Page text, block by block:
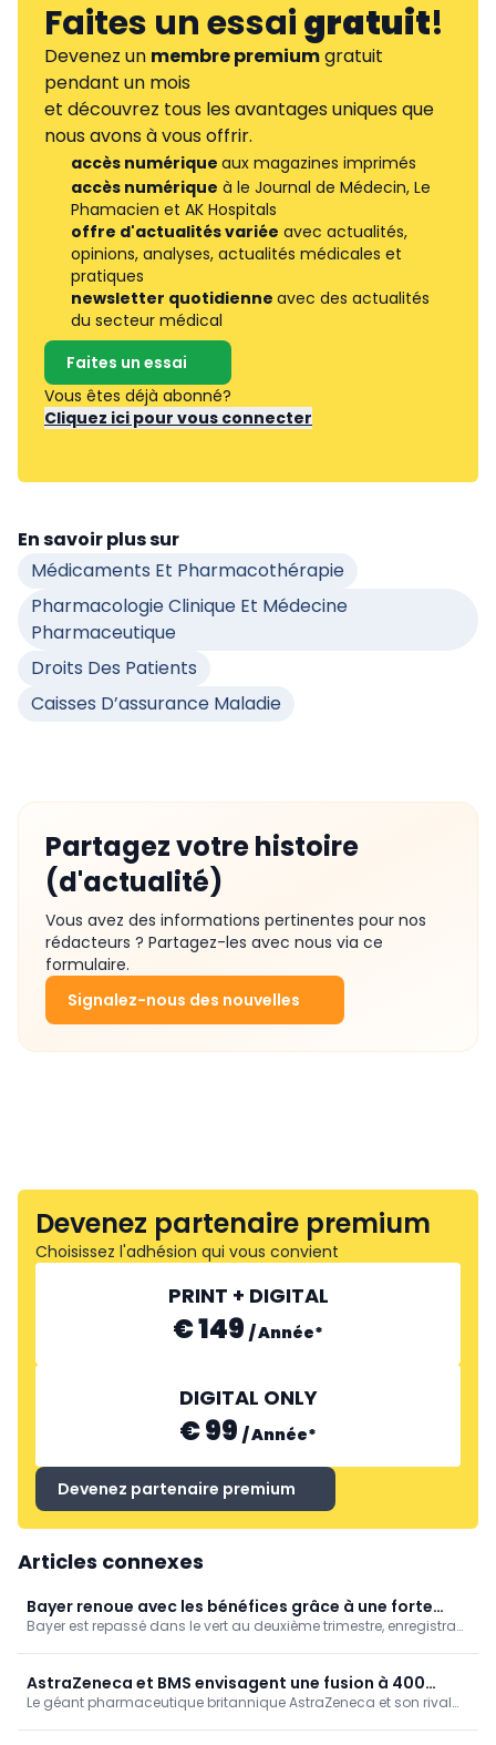
Faites un essaigratuit!
Devenez un membre premiumgratuit
pendant un mois
et découvrez tous les avantages uniques que
nous avons à vous offrir.
accès numérique aux magazines imprimés
accès numérique à le Journal de Médecin, Le
Phamacien et AK Hospitals
offre d'actualités variée avec actualités,
opinions, analyses, actualités médicales et
pratiques
newsletter quotidienne avec des actualités
du secteur médical
Faites un essai
Vous êtes déjà abonné?
Cliquez ici pour vous connecter
En savoir plus sur
Médicaments Et Pharmacothérapie
Pharmacologie Clinique Et Médecine
Pharmaceutique
Droits Des Patients
Caisses D’assurance Maladie
Partagez votre histoire
(d'actualité)
Vous avez des informations pertinentes pour nos
rédacteurs ? Partagez-les avec nous via ce
formulaire.
Signalez-nous des nouvelles
Devenez partenaire premium
Choisissez l'adhésion qui vous convient
PRINT + DIGITAL
€ 149 /Année*
DIGITAL ONLY
€ 99 /Année*
Devenez partenaire premium
Articles connexes
Bayer renoue avec les bénéfices grâce à une forte
baisse de frais juridiques
Bayer est repassé dans le vert au deuxième trimestre, enregistrant
juridiques.
AstraZeneca et BMS envisagent une fusion à 400
milliards de dollars
Le géant pharmaceutique britannique AstraZeneca et son rival